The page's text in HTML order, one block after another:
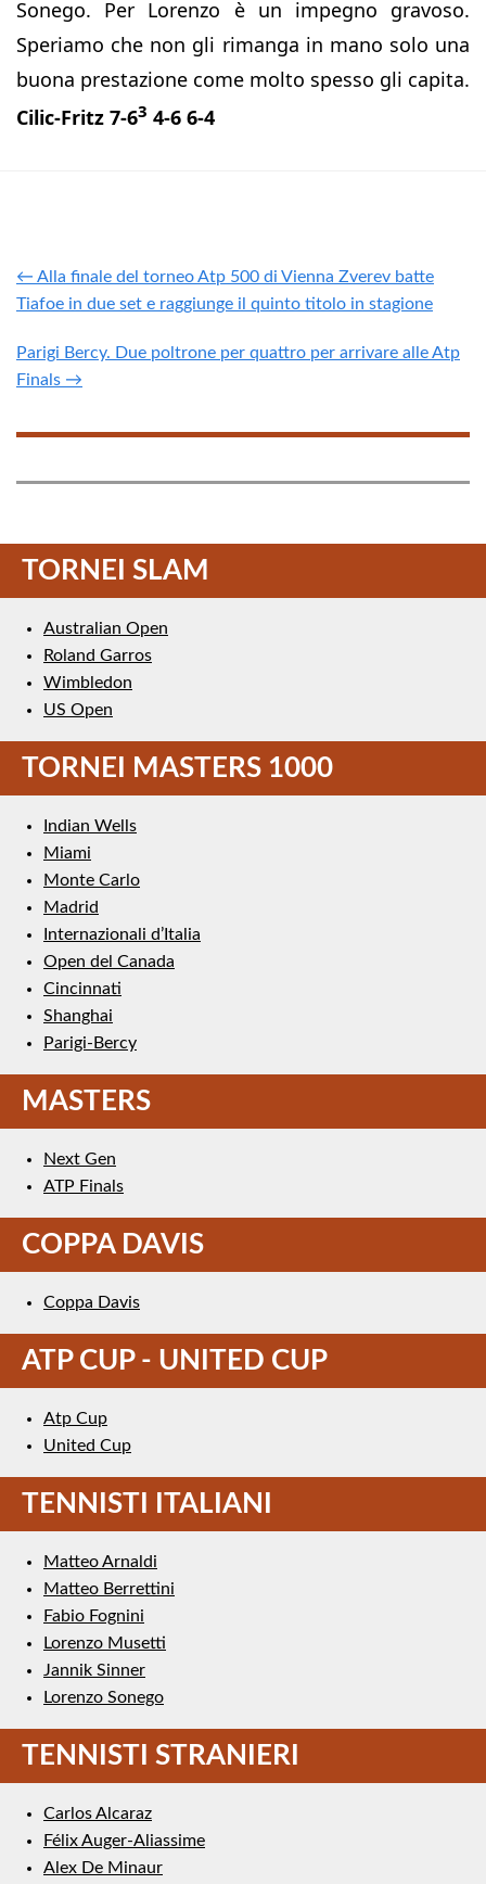
Sonego. Per Lorenzo è un impegno gravoso.
Speriamo che non gli rimanga in mano solo una
buona prestazione come molto spesso gli capita.
Cilic-Fritz 7-63 4-6 6-4
← Alla finale del torneo Atp 500 di Vienna Zverev batte
Tiafoe in due set e raggiunge il quinto titolo in stagione
Parigi Bercy. Due poltrone per quattro per arrivare alle Atp
Finals →
TORNEI SLAM
Australian Open
Roland Garros
Wimbledon
US Open
TORNEI MASTERS 1000
Indian Wells
Miami
Monte Carlo
Madrid
Internazionali d’Italia
Open del Canada
Cincinnati
Shanghai
Parigi-Bercy
MASTERS
Next Gen
ATP Finals
COPPA DAVIS
Coppa Davis
ATP CUP - UNITED CUP
Atp Cup
United Cup
TENNISTI ITALIANI
Matteo Arnaldi
Matteo Berrettini
Fabio Fognini
Lorenzo Musetti
Jannik Sinner
Lorenzo Sonego
TENNISTI STRANIERI
Carlos Alcaraz
Félix Auger-Aliassime
Alex De Minaur